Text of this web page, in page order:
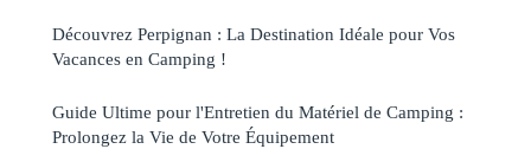
Découvrez Perpignan : La Destination Idéale pour Vos
Vacances en Camping !
Guide Ultime pour l'Entretien du Matériel de Camping :
Prolongez la Vie de Votre Équipement